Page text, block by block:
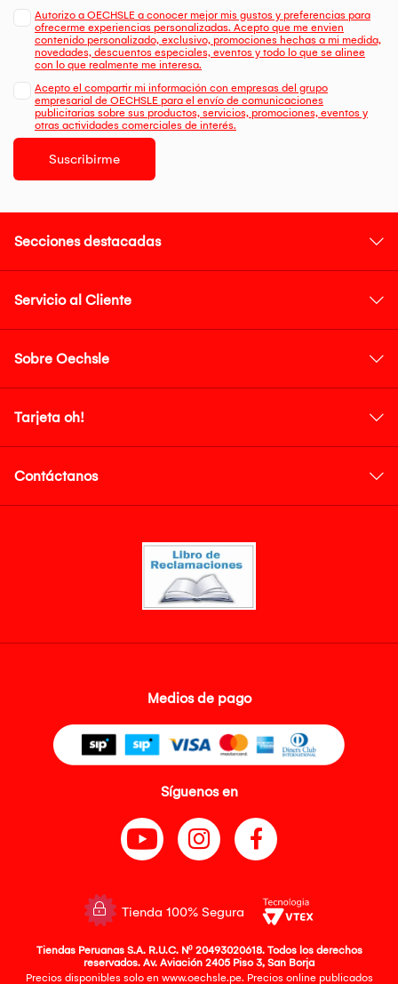
Autorizo a OECHSLE a conocer mejor mis gustos y preferencias para
ofrecerme experiencias personalizadas. Acepto que me envien
contenido personalizado, exclusivo, promociones hechas a mi medida,
novedades, descuentos especiales, eventos y todo lo que se alinee
con lo que realmente me interesa.
Acepto el compartir mi información con empresas del grupo
empresarial de OECHSLE para el envío de comunicaciones
publicitarias sobre sus productos, servicios, promociones, eventos y
otras actividades comerciales de interés.
Suscribirme
Secciones destacadas
Servicio al Cliente
Sobre Oechsle
Tarjeta oh!
Contáctanos
Medios de pago
Síguenos en
Tienda 100% Segura
Tiendas Peruanas S.A. R.U.C. Nº 20493020618. Todos los derechos
reservados. Av. Aviación 2405 Piso 3, San Borja
Precios disponibles solo en www.oechsle.pe. Precios online publicados